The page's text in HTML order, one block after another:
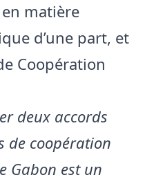
matière
d’une part, et
Coopération
deux accords
de coopération
Gabon est un